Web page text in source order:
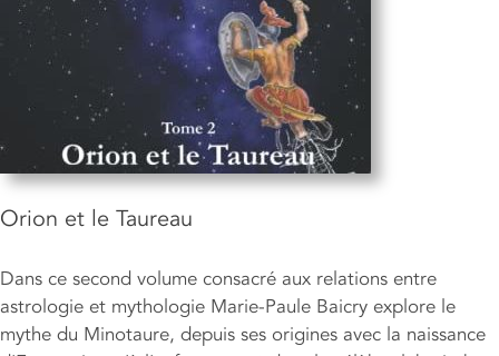
Orion et le Taureau
Dans ce second volume consacré aux relations entre
astrologie et mythologie Marie-Paule Baicry explore le
mythe du Minotaure, depuis ses origines avec la naissance